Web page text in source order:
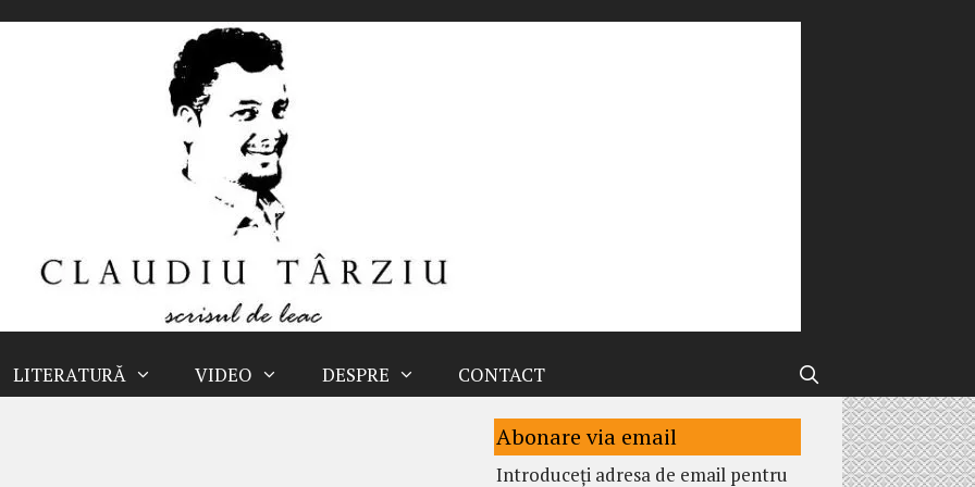
LITERATURĂ VIDEO DESPRE CONTACT
Abonare via email
Introduceți adresa de email pentru